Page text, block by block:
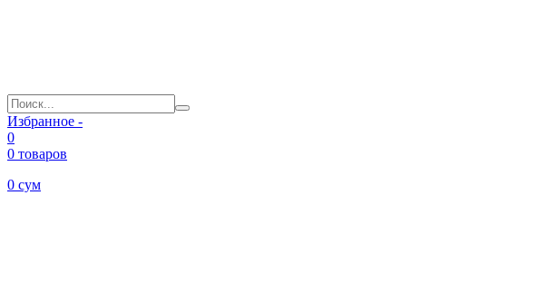
Избранное -
0
0 товаров
0 сум